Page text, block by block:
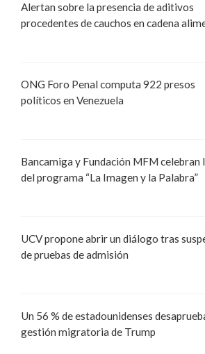
Alertan sobre la presencia de aditivos
procedentes de cauchos en cadena
ONG Foro Penal computa 922 presos
políticos en Venezuela
Bancamiga y Fundación MFM celebran
del programa “La Imagen y la Palabra”
UCV propone abrir un diálogo tras
de pruebas de admisión
Un 56 % de estadounidenses
gestión migratoria de Trump